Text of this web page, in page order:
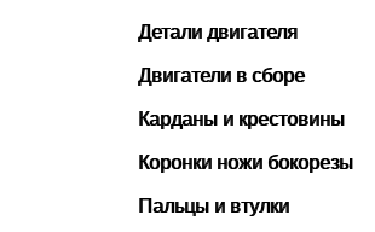
Детали двигателя
Двигатели в сборе
Карданы и крестовины
Коронки ножи бокорезы
Пальцы и втулки